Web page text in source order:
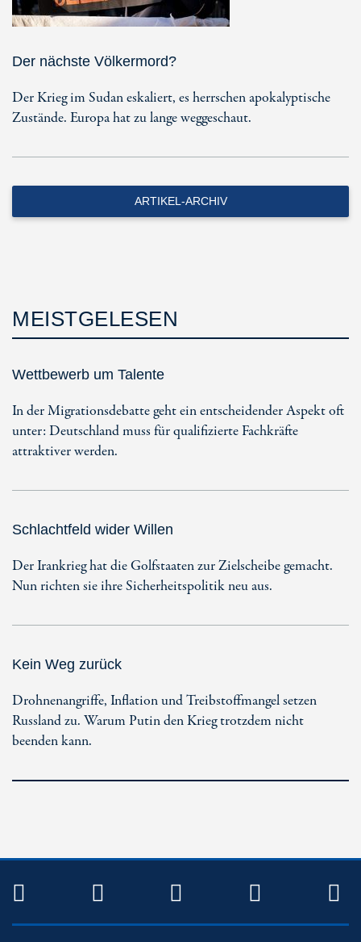
Der nächste Völkermord?
Der Krieg im Sudan eskaliert, es herrschen apokalyptische
Zustände. Europa hat zu lange weggeschaut.
ARTIKEL-ARCHIV
MEISTGELESEN
Wettbewerb um Talente
In der Migrationsdebatte geht ein entscheidender Aspekt oft
unter: Deutschland muss für qualifizierte Fachkräfte
attraktiver werden.
Schlachtfeld wider Willen
Der Irankrieg hat die Golfstaaten zur Zielscheibe gemacht.
Nun richten sie ihre Sicherheitspolitik neu aus.
Kein Weg zurück
Drohnenangriffe, Inflation und Treibstoffmangel setzen
Russland zu. Warum Putin den Krieg trotzdem nicht
beenden kann.
TWITTERFACEBOOKINSTAGRAM